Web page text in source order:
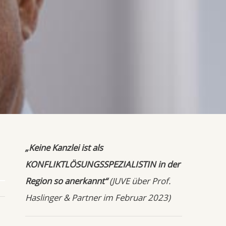
„Keine Kanzlei ist als
KONFLIKTLÖSUNGSSPEZIALISTIN in der
Region so anerkannt“(JUVE über Prof.
Haslinger & Partner im Februar 2023)